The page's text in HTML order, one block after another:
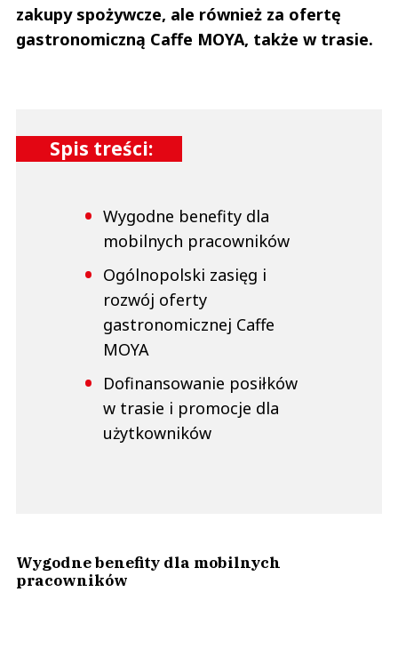
zakupy spożywcze, ale również za ofertę
gastronomiczną Caffe MOYA, także w trasie.
Spis treści:
Wygodne benefity dla
mobilnych pracowników
Ogólnopolski zasięg i
rozwój oferty
gastronomicznej Caffe
MOYA
Dofinansowanie posiłków
w trasie i promocje dla
użytkowników
Wygodne benefity dla mobilnych
pracowników